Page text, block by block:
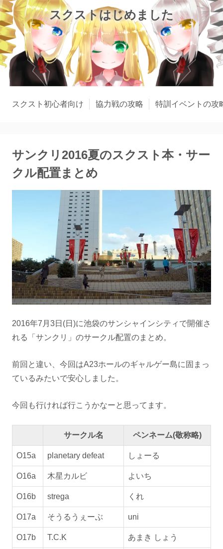
スクストはじめました
スクスト初心者向け 協力戦の攻略 特訓イベントの攻
サンクリ2016夏のスクスト本・サー
クル配置まとめ
2016年7月3日(日)に池袋のサンシャインシティで開催さ
れる「サンクリ」のサークル配置のまとめ。
前回と違い、今回はA23ホールのギャルゲー島に固まっ
ているみたいで安心しました。
今回も行ければ行こうかなーと思ってます。
サークル名 ペンネーム(敬称略)
O15a planetary defeat しょーる
O16a 木星カルビ よいち
O16b strega くれ
O17a そうるうぇーぶ uni
O17b T.C.K あまき しょう